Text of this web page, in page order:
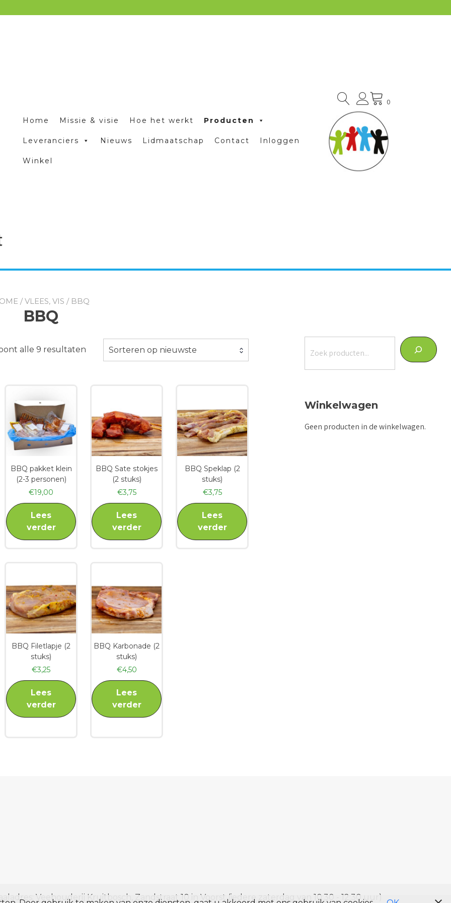
Home Missie & visie Hoe het werkt Producten
Leveranciers Nieuws Lidmaatschap Contact Inloggen
Winkel
0
/VLEES, VIS / BBQ
BBQ
alle 9 resultaten Gesorteerd
Sorteren op nieuwste
BBQ pakket klein
(2-3 personen)
€19,00
Lees
verder
BBQ Sate stokjes
(2 stuks)
€3,75
Lees
verder
BBQ Speklap (2
stuks)
€3,75
Lees
verder
BBQ Filetlapje (2
stuks)
€3,25
Lees
verder
BBQ Karbonade (2
stuks)
€4,50
Lees
verder
Winkelwagen
Geen producten in de winkelwagen.
Veehouderij Kruitbosch, Zandstraat 10 in Voorst (iedere zaterdag van 10:30 - 12:30 uur)